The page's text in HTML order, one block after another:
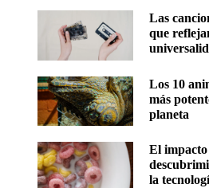
Las
que
Los 10
más
planeta
El impacto
la